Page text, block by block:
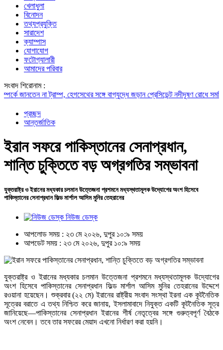
খেলাধুলা
বিনোদন
তথ্যপ্রযুক্তি
সারাদেশ
ক্যাম্পাস
যোগাযোগ
ফটোগ্যালারী
আমাদের পরিবার
সংবাদ শিরোনাম :
না ট্রাম্প, হেগসেথের সঙ্গে বাগ্‌যুদ্ধে জড়ান প্রেসিডেন্টনদীদূষণ রোধে সমন্বিত
প্রচ্ছদ
আন্তর্জাতিক
ইরান সফরে পাকিস্তানের সেনাপ্রধান,
শান্তি চুক্তিতে বড় অগ্রগতির সম্ভাবনা
যুক্তরাষ্ট্র ও ইরানের মধ্যকার চলমান উত্তেজনা প্রশমনে মধ্যস্থতামূলক উদ্যোগের অংশ হিসেবে
পাকিস্তানের সেনাপ্রধান ফিল্ড মার্শাল আসিম মুনির তেহরানের
নিউজ ডেস্ক
আপলোড সময় : ২৩ মে ২০২৬, দুপুর ১০:৯ সময়
আপডেট সময় : ২৩ মে ২০২৬, দুপুর ১০:৯ সময়
যুক্তরাষ্ট্র ও ইরানের মধ্যকার চলমান উত্তেজনা প্রশমনে মধ্যস্থতামূলক উদ্যোগের
অংশ হিসেবে পাকিস্তানের সেনাপ্রধান ফিল্ড মার্শাল আসিম মুনির তেহরানের উদ্দেশে
রওয়ানা হয়েছেন। শুক্রবার (২২ মে) ইরানের রাষ্ট্রীয় সংবাদ সংস্থা ইরনা এক কূটনৈতিক
সূত্রের বরাতে এ তথ্য নিশ্চিত করে জানায়, ইসলামাবাদে নিযুক্ত একটি কূটনৈতিক সূত্র
জানিয়েছে—পাকিস্তানের সেনাপ্রধান ইরানের শীর্ষ নেতৃত্বের সঙ্গে গুরুত্বপূর্ণ বৈঠকে
অংশ নেবেন। তবে তার সফরের মেয়াদ এখনো নির্ধারণ করা হয়নি।